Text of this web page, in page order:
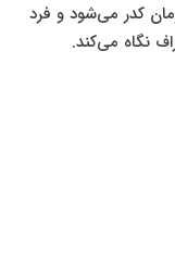
کدر می‌شود و فرد
نگاه می‌کند.